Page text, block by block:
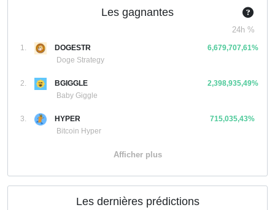
Les gagnantes
24h %
1.
DOGESTR
Doge Strategy
6,679,707,61%
2.
BGIGGLE
Baby Giggle
2,398,935,49%
3.
HYPER
Bitcoin Hyper
715,035,43%
Afficher plus
Les dernières prédictions